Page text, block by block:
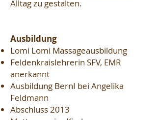
Alltag zu gestalten.
Ausbildung
Lomi Lomi Massageausbildung
Feldenkraislehrerin SFV, EMR
anerkannt
Ausbildung BernI bei Angelika
Feldmann
Abschluss 2013